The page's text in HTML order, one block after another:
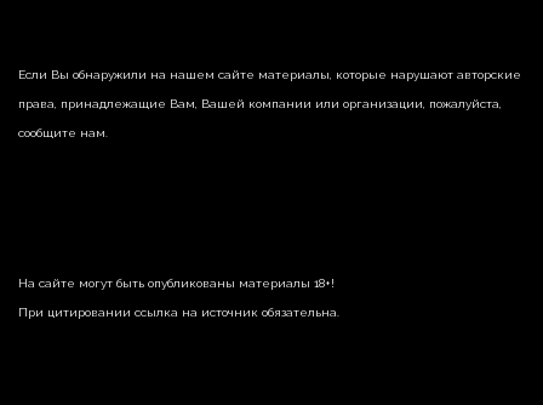
Если Вы обнаружили на нашем сайте материалы, которые нарушают авторские
права, принадлежащие Вам, Вашей компании или организации, пожалуйста,
сообщите нам.
На сайте могут быть опубликованы материалы 18+!
При цитировании ссылка на источник обязательна.